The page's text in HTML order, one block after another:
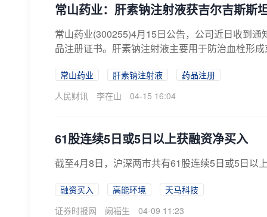
常山药业：肝素钠注射液获吉尔吉斯斯
常山药业(300255)4月15日公告，公司近日收到
品注册证书。肝素钠注射液主要用于防治血栓形
常山药业 肝素钠注射液
药品注册
人民财讯
李在山 04-15 16:04
61股连续5日或5日以上获融资净买入
截至4月8日，沪深两市共有61股连续5日或5日以
融资买入 高能环境
天马科技
证券时报网
阙福生 04-09 11:23